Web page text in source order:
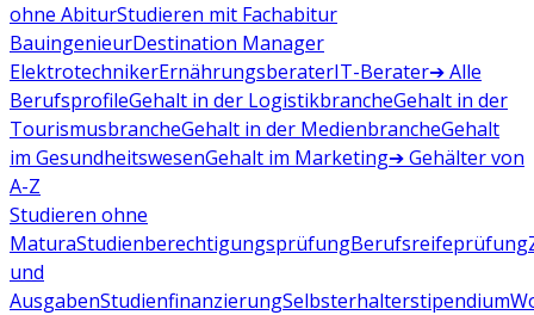
ohne AbiturStudieren mit Fachabitur
BauingenieurDestination Manager
ElektrotechnikerErnährungsberaterIT-Berater➔ Alle
BerufsprofileGehalt in der LogistikbrancheGehalt in der
TourismusbrancheGehalt in der MedienbrancheGehalt
im GesundheitswesenGehalt im Marketing➔ Gehälter von
A-Z
Studieren ohne
MaturaStudienberechtigungsprüfungBerufsreifeprüfung
und
AusgabenStudienfinanzierungSelbsterhalterstipendium